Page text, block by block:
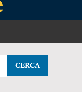
CERCA